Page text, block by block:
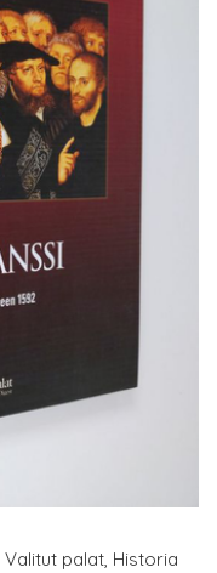
Valitut palat, Historia